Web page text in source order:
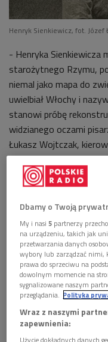
Henryk Sienkiewicz, fot. Józef
- Henryka Sienkiewicza
starożytnego Rzymu,
niemal jako mapa do
uwielbiał Włochy i
stanowi próbę
widzianego oczami
Łukasz Wojtczak,
Oblęgorku i kurator
Dbamy o Twoją
My i nasi5 partnerzy
na urządzeniu, takich jak
przetwarzania danych
wybory lub zarządzać nimi,
prawa do sprzeciwu na
dowolnym momencie na
sygnalizowane naszym
przeglądania. Polityka
Wraz z naszymi
zapewnienia:
Użycie dokładnych danych